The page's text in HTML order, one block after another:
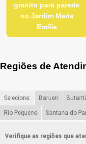
granito para parede
no Jardim Maria
Emília
Regiões de
Selecione: Barueri
Rio Pequeno Santana do
Verifique as regiões que